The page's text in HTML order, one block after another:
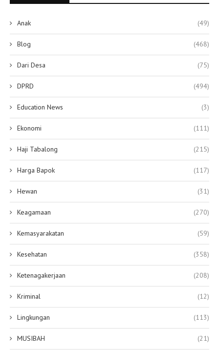
Anak (49)
Blog (468)
Dari Desa (75)
DPRD (494)
Education News (3)
Ekonomi (111)
Haji Tabalong (215)
Harga Bapok (117)
Hewan (31)
Keagamaan (270)
Kemasyarakatan (59)
Kesehatan (358)
Ketenagakerjaan (208)
Kriminal (12)
Lingkungan (113)
MUSIBAH (21)